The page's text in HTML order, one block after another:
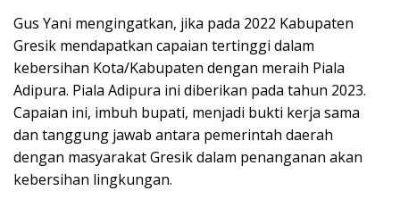
Gus Yani mengingatkan, jika pada 2022 Kabupaten
Gresik mendapatkan capaian tertinggi dalam
kebersihan Kota/Kabupaten dengan meraih Piala
Adipura. Piala Adipura ini diberikan pada tahun 2023.
Capaian ini, imbuh bupati, menjadi bukti kerja sama
dan tanggung jawab antara pemerintah daerah
dengan masyarakat Gresik dalam penanganan akan
kebersihan lingkungan.